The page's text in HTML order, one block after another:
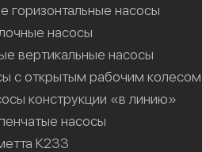
горизонтальные насосы
насосы
вертикальные насосы
с открытым рабочим колесом
конструкции «в линию»
насосы
К233